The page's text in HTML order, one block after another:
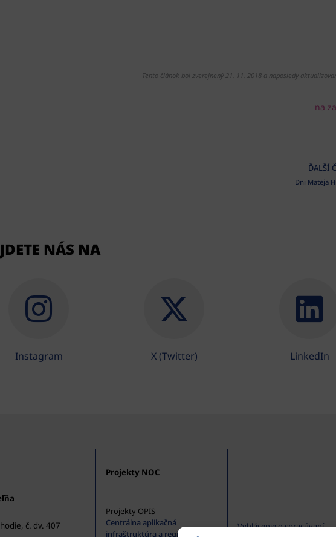
Tento článok bol zverejnený 21. 11. 2018 a naposledy
na
ĎALŠÍ
Dni Mateja
NÁS NA
Instagram X (Twitter) LinkedIn
č. dv. 407
Projekty NOC
Projekty OPIS
Centrálna aplikačná
infraštruktúra a registratúra
Vyhlásenie o spracúvaní